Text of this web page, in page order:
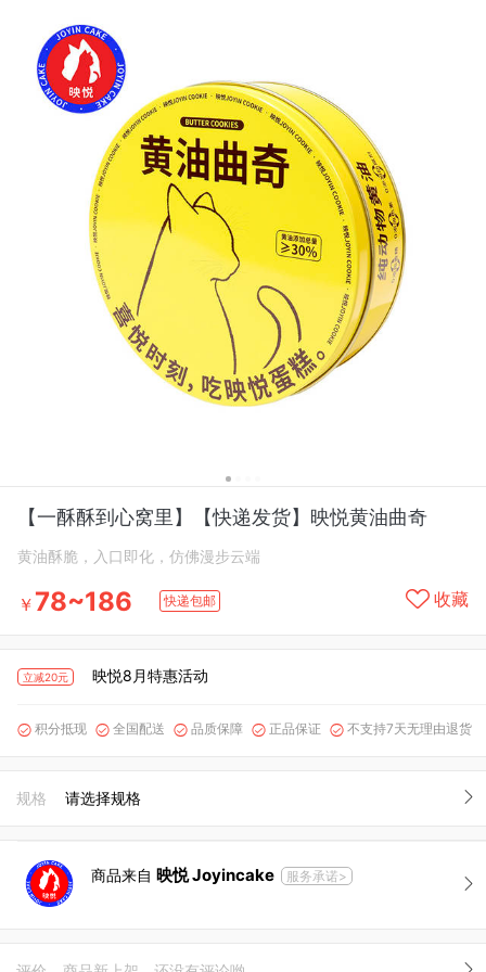
【一酥酥到心窝里】【快递发货】映悦黄油曲奇
黄油酥脆，入口即化，仿佛漫步云端
￥ 78~186 快递包邮 收藏
立减20元 映悦8月特惠活动
 积分抵现  全国配送  品质保障  正品保证  不支持7天无理由退货
规格 请选择规格
商品来自 映悦 Joyincake 服务承诺>